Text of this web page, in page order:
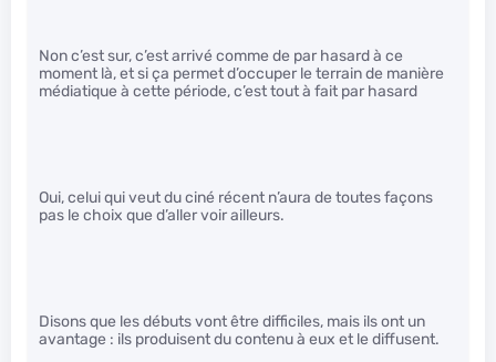
Non c’est sur, c’est arrivé comme de par hasard à ce
moment là, et si ça permet d’occuper le terrain de manière
médiatique à cette période, c’est tout à fait par hasard
Oui, celui qui veut du ciné récent n’aura de toutes façons
pas le choix que d’aller voir ailleurs.
Disons que les débuts vont être difficiles, mais ils ont un
avantage : ils produisent du contenu à eux et le diffusent.